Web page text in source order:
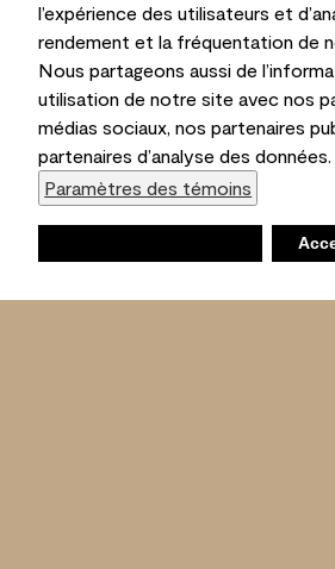
l’expérience des utilisateurs et
rendement et la fréquentation de
Nous partageons aussi de
utilisation de notre site avec nos
médias sociaux, nos partenaires
partenaires d’analyse des données.
Paramètres des témoins
Liste